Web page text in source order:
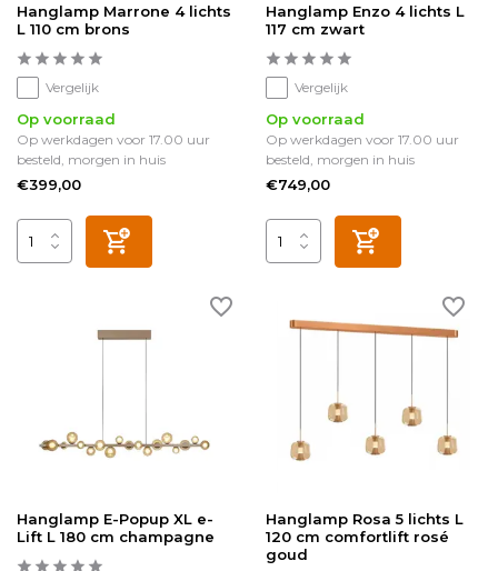
Hanglamp Marrone 4 lichts
L 110 cm brons
Vergelijk
Op voorraad
Op werkdagen voor 17.00 uur
besteld, morgen in huis
€399,00
Hanglamp Enzo 4 lichts L
117 cm zwart
Vergelijk
Op voorraad
Op werkdagen voor 17.00 uur
besteld, morgen in huis
€749,00
Hanglamp E-Popup XL e-
Lift L 180 cm champagne
Hanglamp Rosa 5 lichts L
120 cm comfortlift rosé
goud